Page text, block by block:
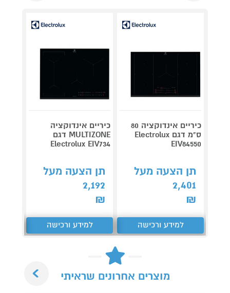
כיריים אינדוקציה 80
ס"מ דגם Electrolux
EIV84550
תן הצעה מעל
2,401
₪
למידע ורכישה
כיריים אינדוקציה
MULTIZONE דגם
Electrolux EIV734
תן הצעה מעל
2,192
₪
למידע ורכישה
מוצרים אחרונים שראיתי